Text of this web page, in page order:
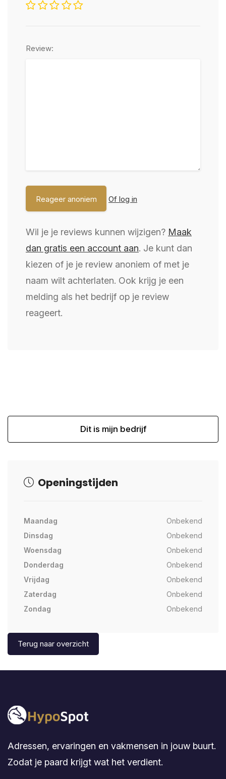
Review:
Of log in
Wil je je reviews kunnen wijzigen? Maak
dan gratis een account aan. Je kunt dan
kiezen of je je review anoniem of met je
naam wilt achterlaten. Ook krijg je een
melding als het bedrijf op je review
reageert.
Dit is mijn bedrijf
Openingstijden
Maandag
Onbekend
Dinsdag
Onbekend
Woensdag
Onbekend
Donderdag
Onbekend
Vrijdag
Onbekend
Zaterdag
Onbekend
Zondag
Onbekend
Terug naar overzicht
Adressen, ervaringen en vakmensen in jouw buurt.
Zodat je paard krijgt wat het verdient.